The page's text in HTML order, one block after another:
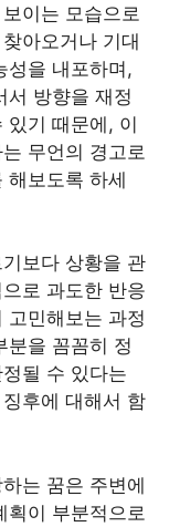
이는 모습으로
아오거나 기대
성을 내포하며,
서 방향을 재정
있기 때문에, 이
무언의 경고로
해보도록 하세
보다 상황을 관
로 과도한 반응
고민해보는 과정
분을 꼼꼼히 정
될 수 있다는
후에 대해서 함
는 꿈은 주변에
획이 부분적으로